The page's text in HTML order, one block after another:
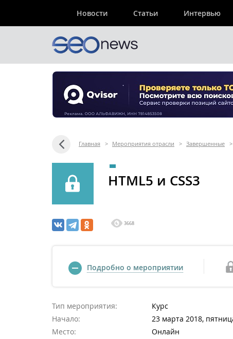
Новости Статьи Интервью
Главная > Мероприятия отрасли > Завершенные >
HTML5 и CSS3
3668
Подробно о мероприятии
Тип мероприятия:
Курс
Начало:
23 марта 2018,
Место:
Онлайн